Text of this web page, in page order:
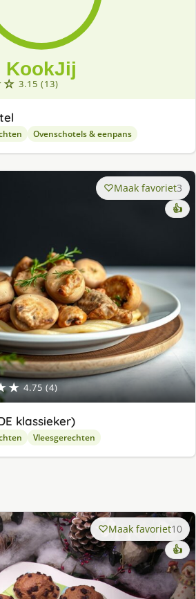
3.15 (13)
Ovenschotels & eenpans
4.75 (4)
Maak favoriet3
👍
klassieker)
Vleesgerechten
Maak favoriet10
👍